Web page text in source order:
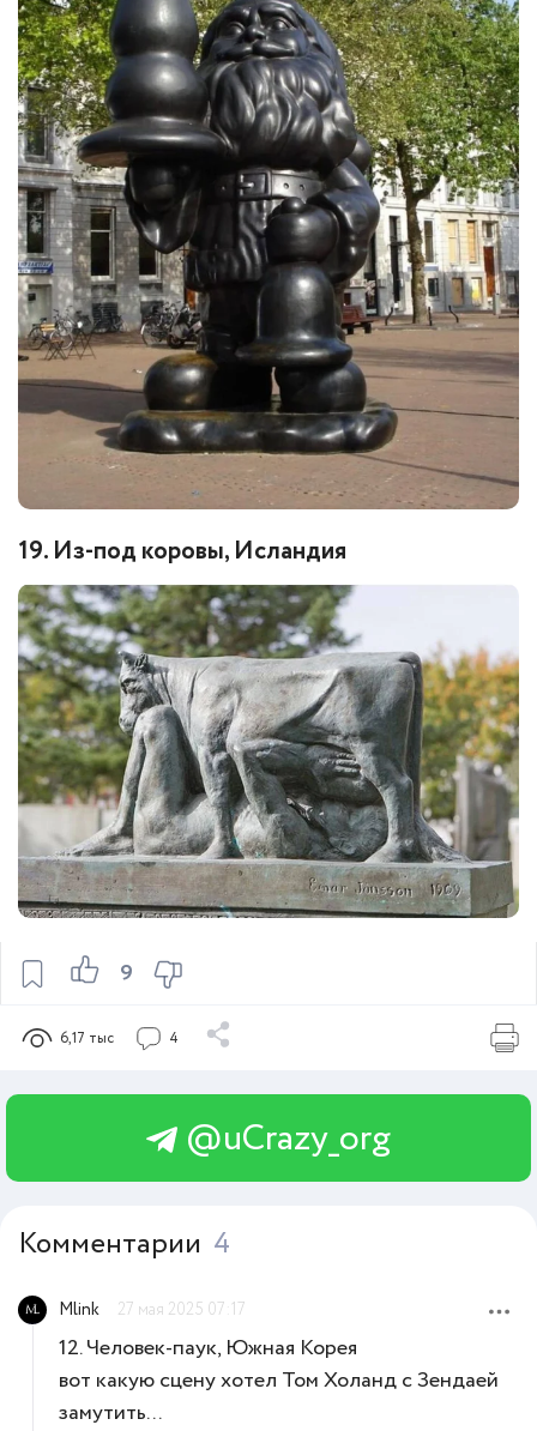
9
19. Из-под коровы, Исландия
6,17 тыс 4
@uCrazy_org
Комментарии 4
Mlink 27 мая 2025 07:17
12. Человек-паук, Южная Корея
вот какую сцену хотел Том Холанд с Зендаей
замутить...